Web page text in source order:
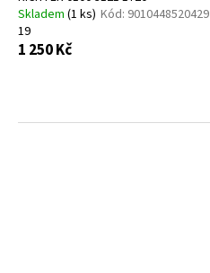
Skladem (1 ks) Kód: 9010448520429
19
1 250 Kč